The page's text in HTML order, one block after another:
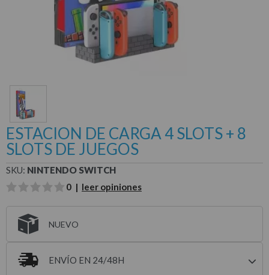
ESTACION DE CARGA 4 SLOTS + 8
SLOTS DE JUEGOS
SKU: NINTENDO SWITCH
0 | leer opiniones
NUEVO
ENVÍO EN 24/48H